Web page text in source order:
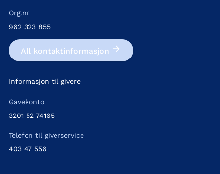
Org.nr
962 323 855
All kontakt­informasjon
Informasjon til givere
Gavekonto
3201 52 74165
Telefon til giverservice
403 47 556